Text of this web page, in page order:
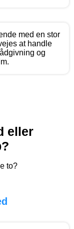
med en stor
at handle
og
eller
to?